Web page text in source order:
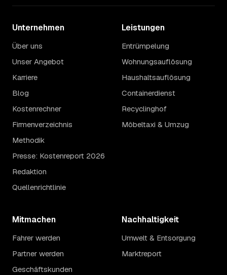
Unternehmen
Über uns
Unser Angebot
Karriere
Blog
Kostenrechner
Firmenverzeichnis
Methodik
Presse: Kostenreport 2026
Redaktion
Quellenrichtlinie
Leistungen
Entrümpelung
Wohnungsauflösung
Haushaltsauflösung
Containerdienst
Recyclinghof
Möbeltaxi & Umzug
Mitmachen
Fahrer werden
Partner werden
Geschäftskunden
Nachhaltigkeit
Umwelt & Entsorgung
Marktreport